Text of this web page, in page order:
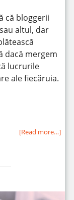
că bloggerii
altul, dar
dacă mergem
lucrurile
ale fiecăruia.
[Read more…]